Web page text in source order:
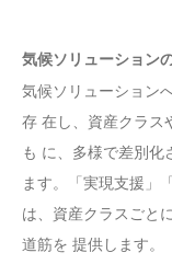
気候ソリューション
気候ソリューション
存 在し、資産クラス
も に、多様で差別化
ます。「実現支援」
は、資産クラスごと
道筋を 提供します。